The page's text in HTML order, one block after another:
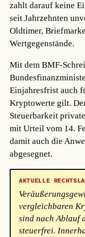
zahlt darauf keine
seit Jahrzehnten
Oldtimer,
Wertgegenstände.
Mit dem BMF-
Einjahresfrist auch
Kryptowerte gilt.
Steuerbarkeit
mit Urteil vom 14.
damit auch die
abgesegnet.
AKTUELLE
vergleichbaren
sind nach Ablauf
steuerfrei.